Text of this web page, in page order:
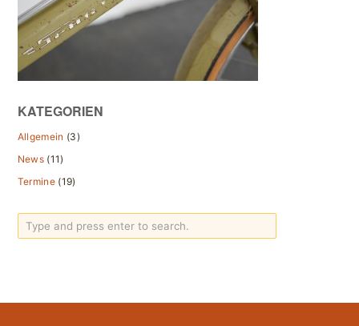
KATEGORIEN
Allgemein (3)
News (11)
Termine (19)